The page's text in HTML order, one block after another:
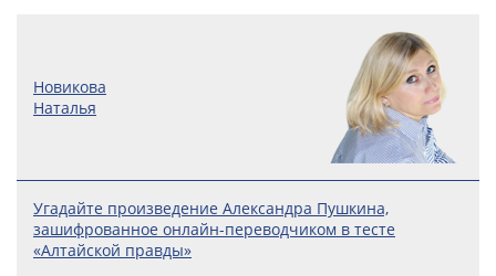
Новикова
Наталья
Угадайте произведение Александра Пушкина,
зашифрованное онлайн-переводчиком в тесте
«Алтайской правды»